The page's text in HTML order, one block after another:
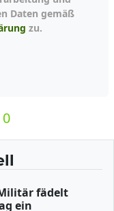
Daten gemäß
zu.
0
fädelt
ein